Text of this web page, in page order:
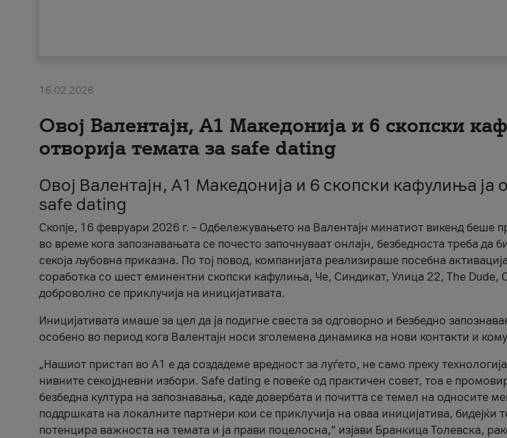
16.02.2026
Овој Валентајн, A1 Македонија и 6 скопски
отворија темата за safe dating
Овој Валентајн, A1 Македонија и 6 скопски кафулиња ја
safe dating
Скопје, 16 февруари 2026 г. – Одбележувањето на Валентајн минатиот викенд беше
во време кога запознавањата се почесто започнуваат онлајн, безбедноста треба да
секоја љубовна приказна. По тој повод, компанијата реализираше посебна
соработка со шест еминентни скопски кафулиња, Че, Синдикат, Улица 22, The Dude,
доброволно се приклучија на иницијативата.
Иницијативата имаше за цел да ја подигне свеста за одговорно и безбедно
особено во период кога Валентајн носи зголемена динамика на нови контакти и
„Нашиот пристап во А1 е да создадеме вредност за луѓето, не само преку
нивните секојдневни избори. Safe dating е повеќе од практичен совет, тоа е
безбедна култура на запознавања, каде довербата и почитта се темел на односите
поддршката на локалните партнери кои се приклучија на оваа иницијатива, бидејќи
потенцира важноста на темата и ја прави поцелосна,“ изјави Бранкица Толевска,